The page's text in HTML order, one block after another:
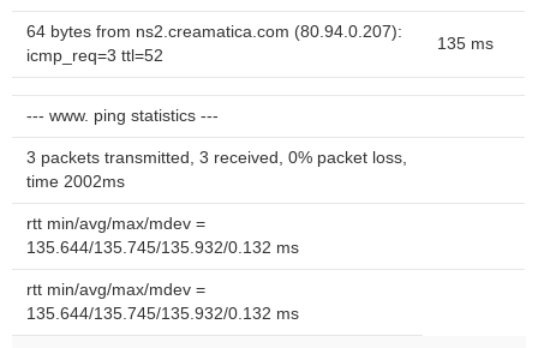
64 bytes from ns2.creamatica.com (80.94.0.207):
icmp_req=3 ttl=52
135 ms
--- www. ping statistics ---
3 packets transmitted, 3 received, 0% packet loss,
time 2002ms
rtt min/avg/max/mdev =
135.644/135.745/135.932/0.132 ms
rtt min/avg/max/mdev =
135.644/135.745/135.932/0.132 ms